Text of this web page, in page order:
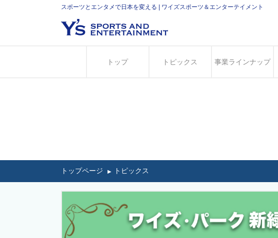
スポーツとエンタメで日本を変える | ワイズスポーツ＆エンターテイメント
トップ トピックス 事業ラインナップ
トップページ トピックス